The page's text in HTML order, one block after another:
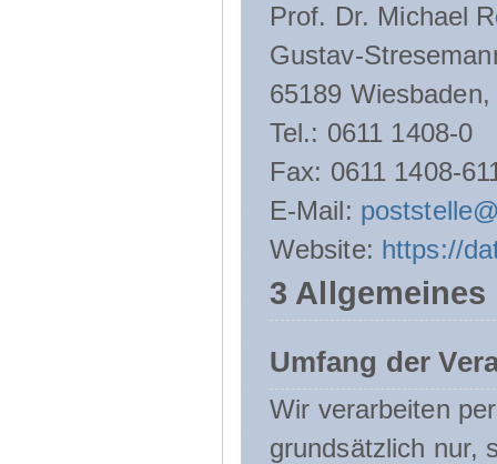
Prof. Dr. Michael
Gustav-
65189
Tel.: 0611 1408-0
Fax: 0611 1408-
E-Mail:
Website: https://
3
Umfang der
Wir verarbeiten
grundsätzlich nur,